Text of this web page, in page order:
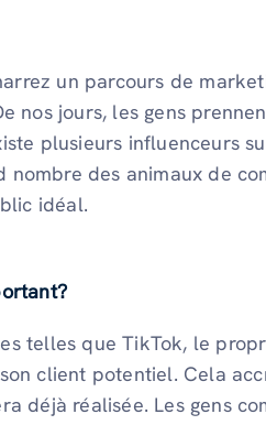
un parcours de
nos jours, les gens
plusieurs influenceurs
nombre des animaux de
idéal.
telles que TikTok, le
client potentiel. Cela
déjà réalisée. Les gens